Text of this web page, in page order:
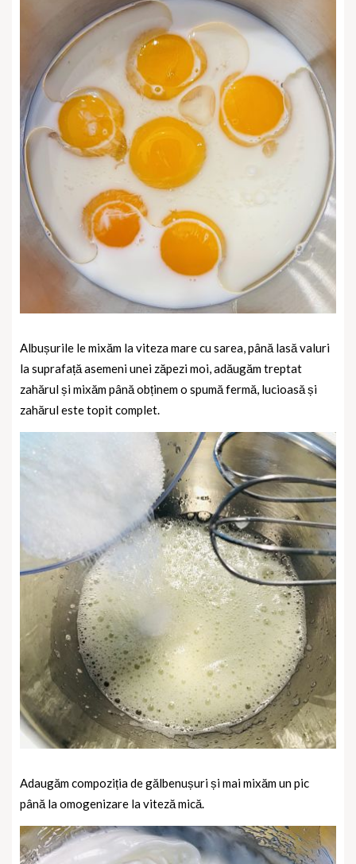
Albușurile le mixăm la viteza mare cu sarea, până lasă valuri
la suprafață asemeni unei zăpezi moi, adăugăm treptat
zahărul și mixăm până obținem o spumă fermă, lucioasă și
zahărul este topit complet.
Adaugăm compoziția de gălbenușuri și mai mixăm un pic
până la omogenizare la viteză mică.